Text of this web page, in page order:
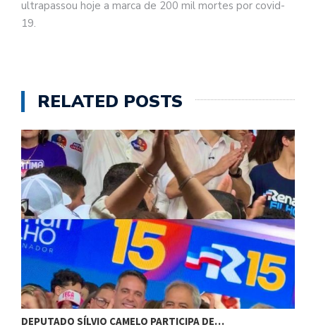
ultrapassou hoje a marca de 200 mil mortes por covid-
19.
RELATED POSTS
DEPUTADO SÍLVIO CAMELO PARTICIPA DE…